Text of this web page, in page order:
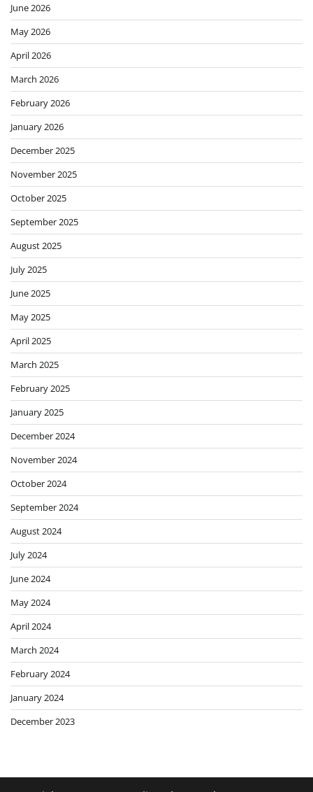
June 2026
May 2026
April 2026
March 2026
February 2026
January 2026
December 2025
November 2025
October 2025
September 2025
August 2025
July 2025
June 2025
May 2025
April 2025
March 2025
February 2025
January 2025
December 2024
November 2024
October 2024
September 2024
August 2024
July 2024
June 2024
May 2024
April 2024
March 2024
February 2024
January 2024
December 2023